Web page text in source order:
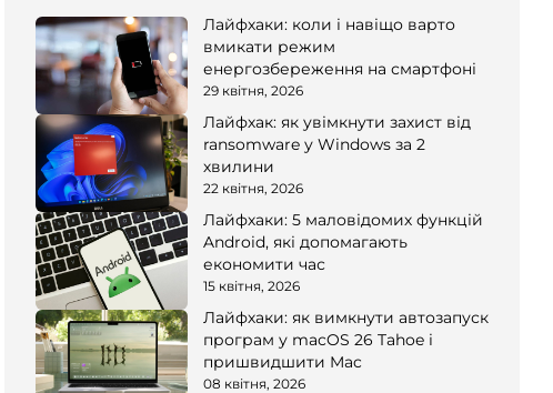
Лайфхаки: коли і навіщо варто
вмикати режим
енергозбереження на смартфоні
29 квітня, 2026
Лайфхак: як увімкнути захист від
ransomware у Windows за 2
хвилини
22 квітня, 2026
Лайфхаки: 5 маловідомих функцій
Android, які допомагають
економити час
15 квітня, 2026
Лайфхаки: як вимкнути автозапуск
програм у macOS 26 Tahoe і
пришвидшити Mac
08 квітня, 2026